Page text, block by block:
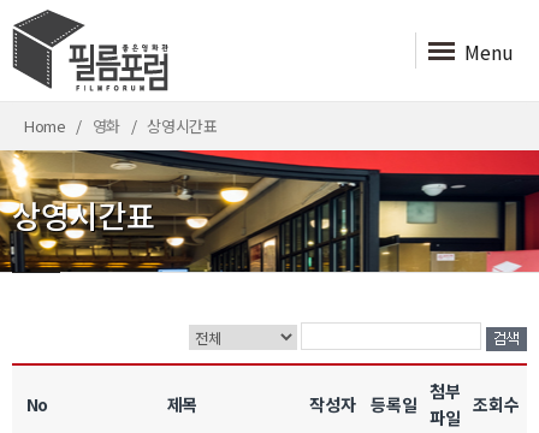
Menu
Home 영화 상영시간표
상영시간표
No 제목 작성자 등록일
첨부
파일
조회수